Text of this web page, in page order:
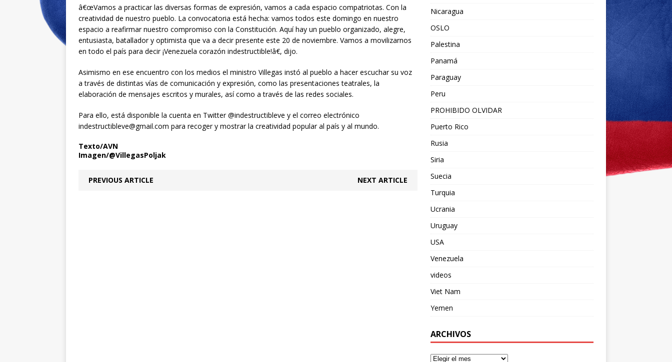
â€œVamos a practicar las diversas formas de expresión, vamos a cada espacio compatriotas. Con la
creatividad de nuestro pueblo. La convocatoria está hecha: vamos todos este domingo en nuestro
espacio a reafirmar nuestro compromiso con la Constitución. Aquí hay un pueblo organizado, alegre,
entusiasta, batallador y optimista que va a decir presente este 20 de noviembre. Vamos a movilizarnos
en todo el país para decir ¡Venezuela corazón indestructible!â€, dijo.
Asimismo en ese encuentro con los medios el ministro Villegas instó al pueblo a hacer escuchar su voz
a través de distintas vías de comunicación y expresión, como las presentaciones teatrales, la
elaboración de mensajes escritos y murales, así como a través de las redes sociales.
Para ello, está disponible la cuenta en Twitter @indestructibleve y el correo electrónico
indestructibleve@gmail.com para recoger y mostrar la creatividad popular al país y al mundo.
Texto/AVN
Imagen/@VillegasPoljak
PREVIOUS ARTICLE NEXT ARTICLE
Nicaragua
OSLO
Palestina
Panamá
Paraguay
Peru
PROHIBIDO OLVIDAR
Puerto Rico
Rusia
Siria
Suecia
Turquia
Ucrania
Uruguay
USA
Venezuela
videos
Viet Nam
Yemen
ARCHIVOS